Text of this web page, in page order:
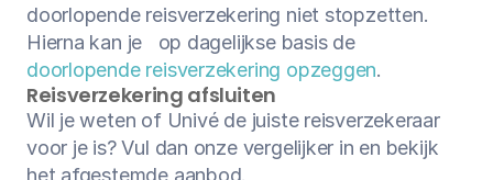
doorlopende reisverzekering niet stopzetten.
Hierna kan je   op dagelijkse basis de
doorlopende reisverzekering opzeggen.
Reisverzekering afsluiten
Wil je weten of Univé de juiste reisverzekeraar
voor je is? Vul dan onze vergelijker in en bekijk
het afgestemde aanbod.